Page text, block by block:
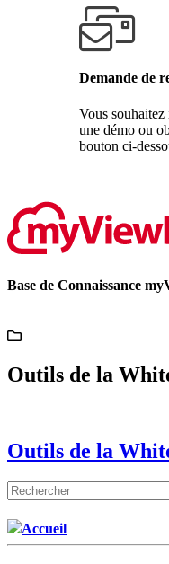
Demande de
Vous
une démo ou
bouton ci-
Base de Connaissance
Outils de la
Outils de la
Accueil